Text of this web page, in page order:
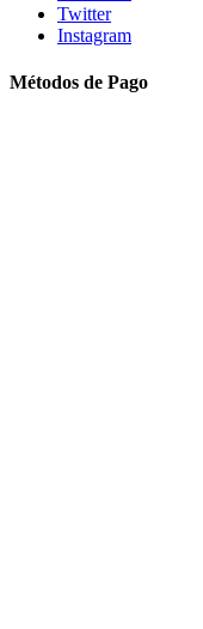
Twitter
Instagram
Métodos de Pago